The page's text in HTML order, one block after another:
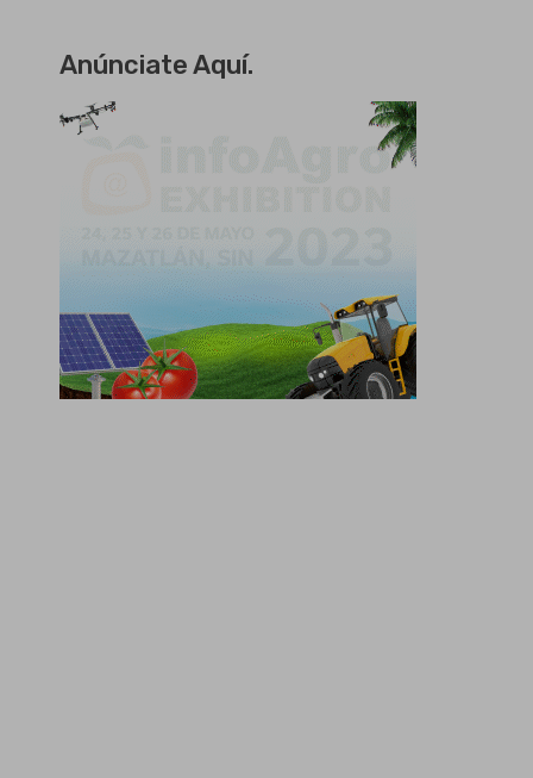
Anúnciate Aquí.